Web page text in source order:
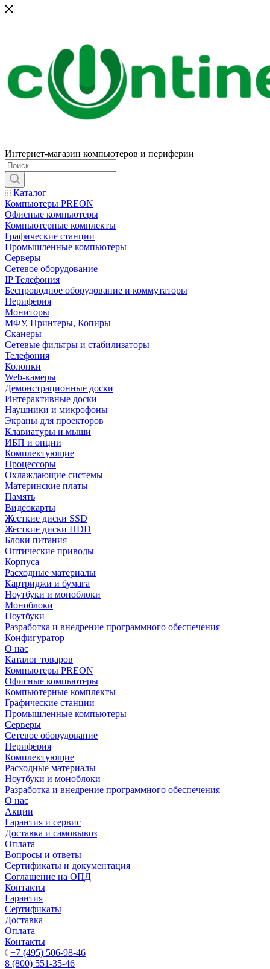
Интернет-магазин компьютеров и периферии
Каталог
Компьютеры PREON
Офисные компьютеры
Компьютерные комплекты
Графические станции
Промышленные компьютеры
Серверы
Сетевое оборудование
IP Телефония
Беспроводное оборудование и коммутаторы
Периферия
Мониторы
МФУ, Принтеры, Копиры
Сканеры
Сетевые фильтры и стабилизаторы
Телефония
Колонки
Web-камеры
Демонстрационные доски
Интерактивные доски
Наушники и микрофоны
Экраны для проекторов
Клавиатуры и мыши
ИБП и опции
Комплектующие
Процессоры
Охлаждающие системы
Материнские платы
Память
Видеокарты
Жесткие диски SSD
Жесткие диски HDD
Блоки питания
Оптические приводы
Корпуса
Расходные материалы
Картриджи и бумага
Ноутбуки и моноблоки
Моноблоки
Ноутбуки
Разработка и внедрение программного обеспечения
Конфигуратор
О нас
Каталог товаров
Компьютеры PREON
Офисные компьютеры
Компьютерные комплекты
Графические станции
Промышленные компьютеры
Серверы
Сетевое оборудование
Периферия
Комплектующие
Расходные материалы
Ноутбуки и моноблоки
Разработка и внедрение программного обеспечения
О нас
Акции
Гарантия и сервис
Доставка и самовывоз
Оплата
Вопросы и ответы
Сертификаты и документация
Соглашение на ОПД
Контакты
Гарантия
Сертификаты
Доставка
Оплата
Контакты
+7 (495) 506-98-46
8 (800) 551-35-46